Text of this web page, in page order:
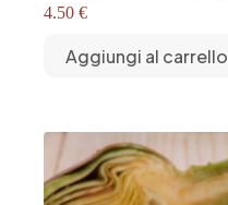
4.50 €
Aggiungi al carrello